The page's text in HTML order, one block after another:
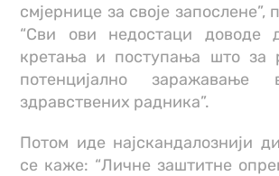
смјернице за своје запослене”,
“Сви ови недостаци доводе
кретања и поступања што за
потенцијално заражавање
здравствених радника”.
Потом иде најскандалознији
се каже: “Личне заштитне